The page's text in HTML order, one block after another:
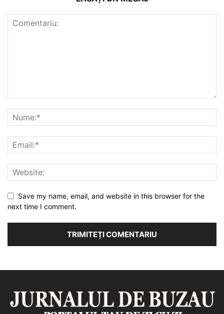
Save my name, email, and website in this browser for the
next time I comment.